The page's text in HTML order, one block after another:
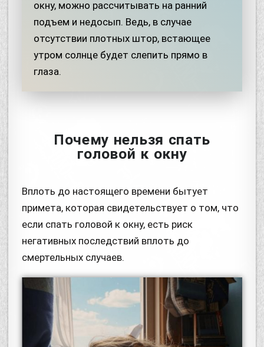
окну, можно рассчитывать на ранний
подъем и недосып. Ведь, в случае
отсутствии плотных штор, встающее
утром солнце будет слепить прямо в
глаза.
Почему нельзя спать
головой к окну
Вплоть до настоящего времени бытует
примета, которая свидетельствует о том, что
если спать головой к окну, есть риск
негативных последствий вплоть до
смертельных случаев.